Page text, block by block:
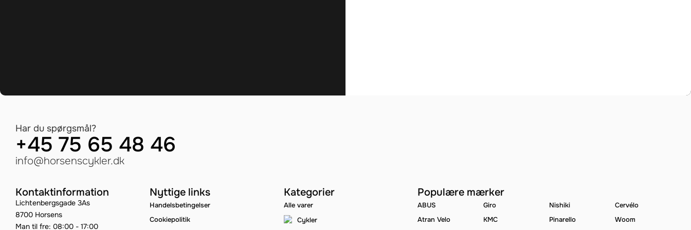
Har du spørgsmål?
+45 75 65 48 46
info@horsenscykler.dk
Kontaktinformation
Lichtenbergsgade 3As
8700 Horsens
Man til fre: 08:00 - 17:00
Nyttige links
Handelsbetingelser
Cookiepolitik
Kategorier
Alle varer
Cykler
Populære mærker
ABUS
Atran Velo
Giro
KMC
Nishiki
Pinarello
Cervélo
Woom